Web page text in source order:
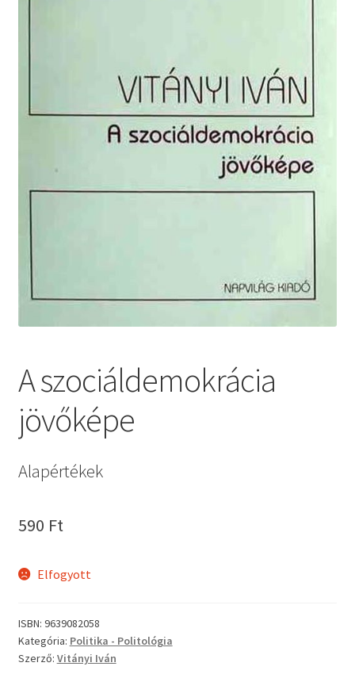
A szociáldemokrácia
jövőképe
Alapértékek
590 Ft
Elfogyott
ISBN: 9639082058
Kategória: Politika - Politológia
Szerző: Vitányi Iván